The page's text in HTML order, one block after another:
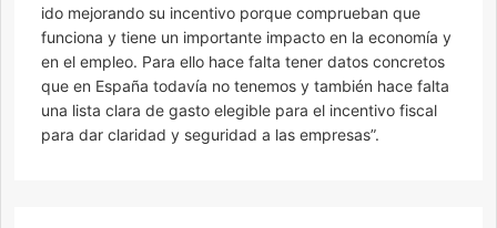
ido mejorando su incentivo porque comprueban que
funciona y tiene un importante impacto en la economía y
en el empleo. Para ello hace falta tener datos concretos
que en España todavía no tenemos y también hace falta
una lista clara de gasto elegible para el incentivo fiscal
para dar claridad y seguridad a las empresas”.